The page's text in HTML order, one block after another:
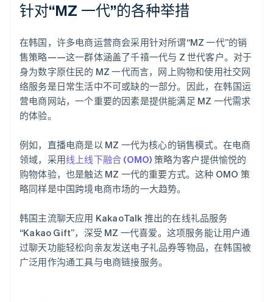
针对“MZ 一代”的各种举措
在韩国，许多电商运营商会采用针对所谓“MZ 一代”的销
售策略——这一群体涵盖了千禧一代与 Z 世代客户。对于
身为数字原住民的 MZ 一代而言，网上购物和使用社交网
络服务是日常生活中不可或缺的一部分。因此，在韩国运
营电商网站，一个重要的因素是提供能满足 MZ 一代需求
的体验。
例如，直播电商是以 MZ 一代为核心的销售模式。在电商
领域，采用线上线下融合 (OMO) 策略为客户提供愉悦的
购物体验，也是触达 MZ 一代的重要方式。这种 OMO 策
略同样是中国跨境电商市场的一大趋势。
韩国主流聊天应用 KakaoTalk 推出的在线礼品服务
“Kakao Gift”，深受 MZ 一代喜爱。这项服务能让用户通
过聊天功能轻松向亲友发送电子礼品券等物品，在韩国被
广泛用作沟通工具与电商链接服务。